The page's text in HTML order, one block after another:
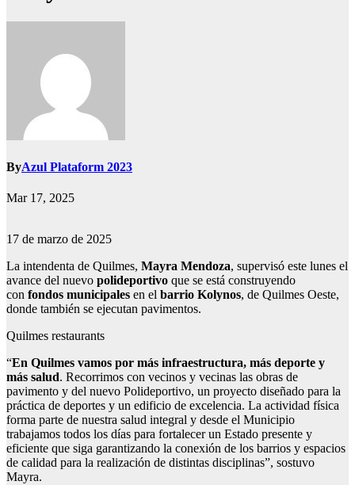
ByAzul Plataform 2023
Mar 17, 2025
17 de marzo de 2025
La intendenta de Quilmes, Mayra Mendoza, supervisó este lunes el
avance del nuevo polideportivo que se está construyendo
con fondos municipales en el barrio Kolynos, de Quilmes Oeste,
donde también se ejecutan pavimentos.
Quilmes restaurants
“En Quilmes vamos por más infraestructura, más deporte y
más salud. Recorrimos con vecinos y vecinas las obras de
pavimento y del nuevo Polideportivo, un proyecto diseñado para la
práctica de deportes y un edificio de excelencia. La actividad física
forma parte de nuestra salud integral y desde el Municipio
trabajamos todos los días para fortalecer un Estado presente y
eficiente que siga garantizando la conexión de los barrios y espacios
de calidad para la realización de distintas disciplinas”, sostuvo
Mayra.